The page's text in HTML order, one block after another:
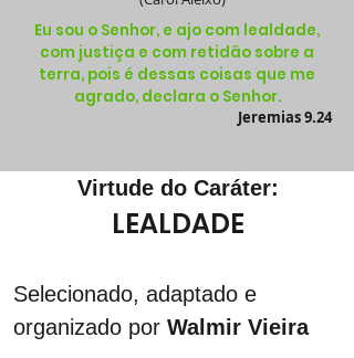
Eu sou o Senhor, e ajo com lealdade,
com justiça e com retidão sobre a
terra, pois é dessas coisas que me
agrado, declara o Senhor.
Jeremias 9.24
Virtude do Caráter:
LEALDADE
Selecionado, adaptado e
organizado por Walmir Vieira